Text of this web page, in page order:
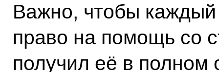
Важно, чтобы
право на помощь со
получил её в полном